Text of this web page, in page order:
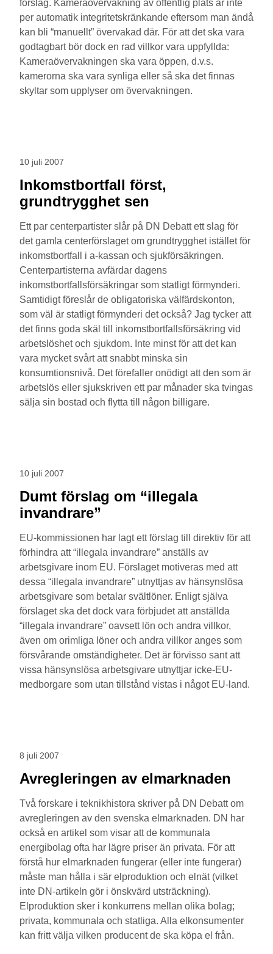
förslag. Kameraövervakning av offentlig plats är inte
per automatik integritetskränkande eftersom man ändå
kan bli “manuellt” övervakad där. För att det ska vara
godtagbart bör dock en rad villkor vara uppfyllda:
Kameraövervakningen ska vara öppen, d.v.s.
kamerorna ska vara synliga eller så ska det finnas
skyltar som upplyser om övervakningen.
10 juli 2007
Inkomstbortfall först,
grundtrygghet sen
Ett par centerpartister slår på DN Debatt ett slag för
det gamla centerförslaget om grundtrygghet istället för
inkomstbortfall i a-kassan och sjukförsäkringen.
Centerpartisterna avfärdar dagens
inkomstbortfallsförsäkringar som statligt förmynderi.
Samtidigt föreslår de obligatoriska välfärdskonton,
som väl är statligt förmynderi det också? Jag tycker att
det finns goda skäl till inkomstbortfallsförsäkring vid
arbetslöshet och sjukdom. Inte minst för att det kan
vara mycket svårt att snabbt minska sin
konsumtionsnivå. Det förefaller onödigt att den som är
arbetslös eller sjukskriven ett par månader ska tvingas
sälja sin bostad och flytta till någon billigare.
10 juli 2007
Dumt förslag om “illegala
invandrare”
EU-kommissionen har lagt ett förslag till direktiv för att
förhindra att “illegala invandrare” anställs av
arbetsgivare inom EU. Förslaget motiveras med att
dessa “illegala invandrare” utnyttjas av hänsynslösa
arbetsgivare som betalar svältlöner. Enligt själva
förslaget ska det dock vara förbjudet att anställda
“illegala invandrare” oavsett lön och andra villkor,
även om orimliga löner och andra villkor anges som
försvårande omständigheter. Det är förvisso sant att
vissa hänsynslösa arbetsgivare utnyttjar icke-EU-
medborgare som utan tillstånd vistas i något EU-land.
8 juli 2007
Avregleringen av elmarknaden
Två forskare i teknikhistora skriver på DN Debatt om
avregleringen av den svenska elmarknaden. DN har
också en artikel som visar att de kommunala
energibolag ofta har lägre priser än privata. För att
förstå hur elmarknaden fungerar (eller inte fungerar)
måste man hålla i sär elproduktion och elnät (vilket
inte DN-artikeln gör i önskvärd utsträckning).
Elproduktion sker i konkurrens mellan olika bolag;
privata, kommunala och statliga. Alla elkonsumenter
kan fritt välja vilken producent de ska köpa el från.